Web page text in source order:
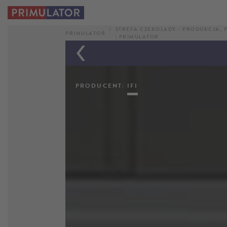
IFI
COLONNA
PRIMULATOR
STREFA CZEKOLADY -
| PRIMULATOR
PRODUCENT: IFI